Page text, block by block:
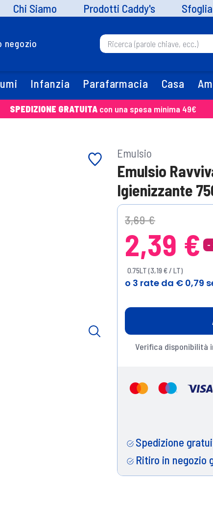
Chi Siamo Prodotti Caddy's
negozio
Infanzia Parafarmacia Casa
SPEDIZIONE GRATUITA con una spesa minima 49€
Emulsio
Emulsio
Igienizzante
Price reduced from
3,69 €to
2,39 € -
0.75LT (3,19 € / LT)
Verifica disponibilità
Spedizione
Ritiro in